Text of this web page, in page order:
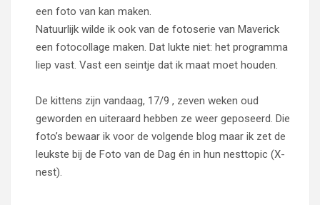
een foto van kan maken.
Natuurlijk wilde ik ook van de fotoserie van Maverick
een fotocollage maken. Dat lukte niet: het programma
liep vast. Vast een seintje dat ik maat moet houden.
De kittens zijn vandaag, 17/9 , zeven weken oud
geworden en uiteraard hebben ze weer geposeerd. Die
foto’s bewaar ik voor de volgende blog maar ik zet de
leukste bij de Foto van de Dag én in hun nesttopic (X-
nest).